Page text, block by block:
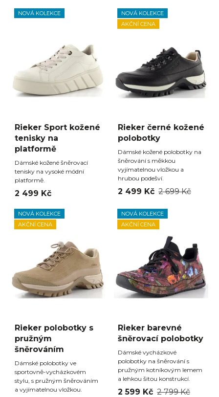
NOVÁ KOLEKCE
Rieker Sport kožené
tenisky na
platformě
Dámské kožené šněrovací
tenisky na vysoké módní
platformě.
2 499 Kč
NOVÁ KOLEKCE
AKČNÍ CENA
Rieker černé kožené
polobotky
Dámské kožené polobotky na
šněrování s měkkou
vyjímatelnou vložkou a
hrubou podešví.
2 499 Kč 2 699 Kč
NOVÁ KOLEKCE
AKČNÍ CENA
Rieker polobotky s
pružným
šněrováním
Dámské polobotky ve
sportovně-vycházkovém
stylu, s pružným šněrováním
a vyjímatelnou vložkou.
NOVÁ KOLEKCE
AKČNÍ CENA
Rieker barevné
šněrovací polobotky
Dámské vycházkové
polobotky na šněrování s
pružným kotníkovým lemem
a lehkou šitou konstrukcí.
2 599 Kč 2 799 Kč